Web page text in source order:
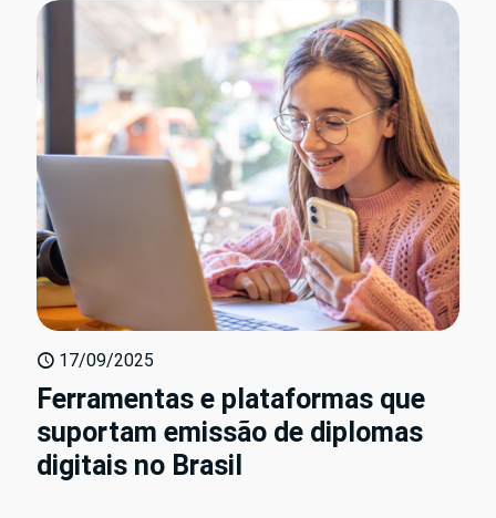
17/09/2025
Ferramentas e plataformas que
suportam emissão de diplomas
digitais no Brasil